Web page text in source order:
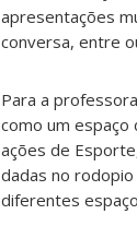
apresentações
conversa, entre
Para a
como um espaço
ações de
dadas no
diferentes